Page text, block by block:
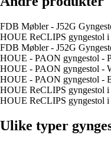
FDB Møbler - J52G
HOUE ReCLIPS gyngestol
FDB Møbler - J52G
HOUE - PAON gyngestol -
HOUE - PAON gyngestol -
HOUE - PAON gyngestol -
HOUE ReCLIPS gyngestol i
HOUE ReCLIPS gyngestol
Ulike typer